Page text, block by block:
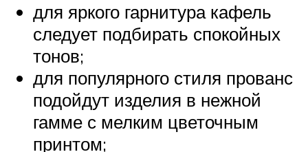
для яркого гарнитура кафель
следует подбирать спокойных
тонов;
для популярного стиля прованс
подойдут изделия в нежной
гамме с мелким цветочным
принтом;